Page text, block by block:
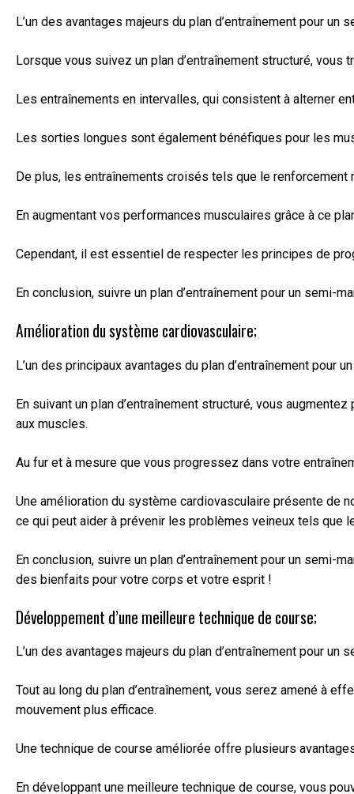
L’un des avantages majeurs du plan d’entraînement pour
Lorsque vous suivez un plan d’entraînement structuré,
Les entraînements en intervalles, qui consistent à alterner
Les sorties longues sont également bénéfiques pour les
De plus, les entraînements croisés tels que le
En augmentant vos performances musculaires grâce à ce
Cependant, il est essentiel de respecter les principes de
En conclusion, suivre un plan d’entraînement pour un
Amélioration du système cardiovasculaire;
L’un des principaux avantages du plan d’entraînement
En suivant un plan d’entraînement structuré, vous
aux muscles.
Au fur et à mesure que vous progressez dans votre
Une amélioration du système cardiovasculaire présente de
ce qui peut aider à prévenir les problèmes veineux tels que
En conclusion, suivre un plan d’entraînement pour un
des bienfaits pour votre corps et votre esprit !
Développement d’une meilleure technique de course;
L’un des avantages majeurs du plan d’entraînement pour
Tout au long du plan d’entraînement, vous serez amené à
mouvement plus efficace.
Une technique de course améliorée offre plusieurs
En développant une meilleure technique de course, vous